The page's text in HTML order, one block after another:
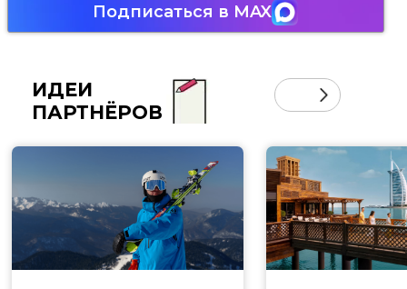
Подписаться в MAX
ИДЕИ
ПАРТНЁРОВ